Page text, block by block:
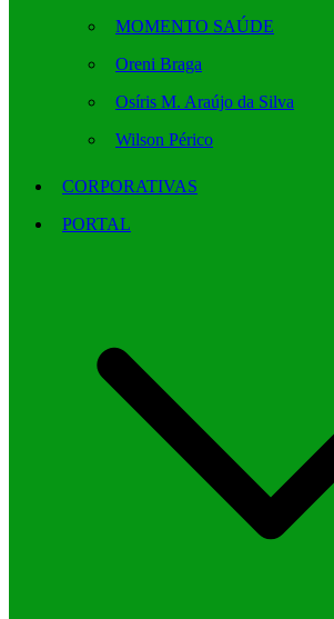
MOMENTO SAÚDE
Oreni Braga
Osíris M. Araújo da Silva
Wilson Périco
CORPORATIVAS
PORTAL